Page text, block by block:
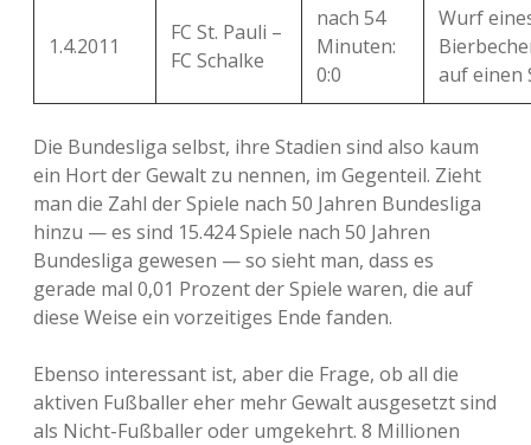
1.4.2011
FC St. Pauli –
FC Schalke
nach 54
Minuten:
0:0
Wurf
auf einen
Die Bundesliga selbst, ihre Stadien sind also kaum
ein Hort der Gewalt zu nennen, im Gegenteil. Zieht
man die Zahl der Spiele nach 50 Jahren Bundesliga
hinzu — es sind 15.424 Spiele nach 50 Jahren
Bundesliga gewesen — so sieht man, dass es
gerade mal 0,01 Prozent der Spiele waren, die auf
diese Weise ein vorzeitiges Ende fanden.
Ebenso interessant ist, aber die Frage, ob all die
aktiven Fußballer eher mehr Gewalt ausgesetzt sind
als Nicht-Fußballer oder umgekehrt. 8 Millionen